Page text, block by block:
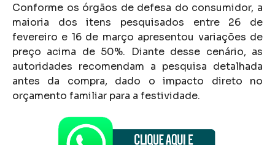
Conforme os órgãos de defesa do consumidor, a
maioria dos itens pesquisados entre 26 de
fevereiro e 16 de março apresentou variações de
preço acima de 50%. Diante desse cenário, as
autoridades recomendam a pesquisa detalhada
antes da compra, dado o impacto direto no
orçamento familiar para a festividade.